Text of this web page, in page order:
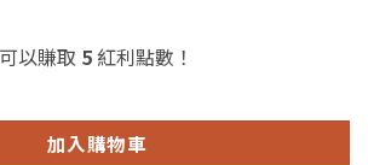
以賺取 5紅利點數！
360 Multi-Purpose Dressing 16oz 內外塑
加入購物車